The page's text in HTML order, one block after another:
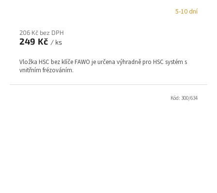
5-10 dní
206 Kč bez DPH
249 Kč / ks
Vložka HSC bez klíče FAWO je určena výhradně pro HSC systém s
vnitřním frézováním.
Kód: 300/634